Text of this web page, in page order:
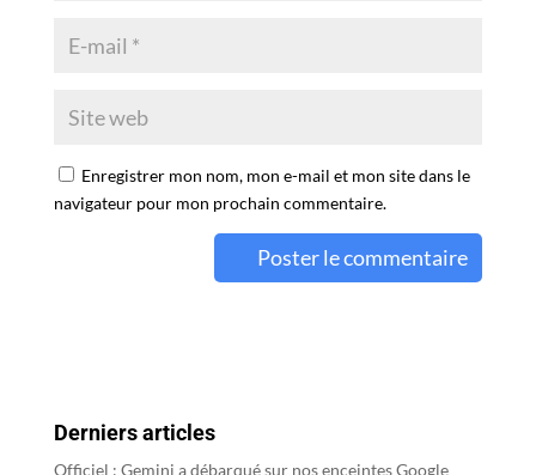
Enregistrer mon nom, mon e-mail et mon site dans le
navigateur pour mon prochain commentaire.
n
a
Derniers articles
Officiel : Gemini a débarqué sur nos enceintes Google